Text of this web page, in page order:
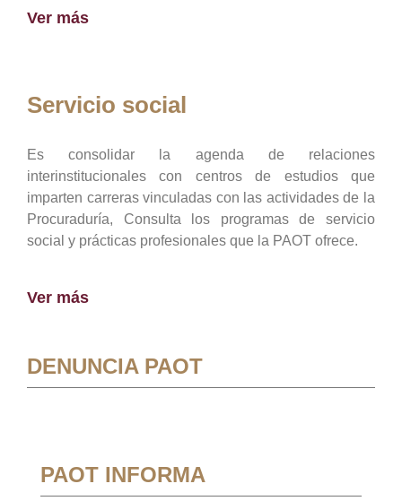
Ver más
Servicio social
Es consolidar la agenda de relaciones
interinstitucionales con centros de estudios que
imparten carreras vinculadas con las actividades de la
Procuraduría, Consulta los programas de servicio
social y prácticas profesionales que la PAOT ofrece.
Ver más
DENUNCIA PAOT
PAOT INFORMA